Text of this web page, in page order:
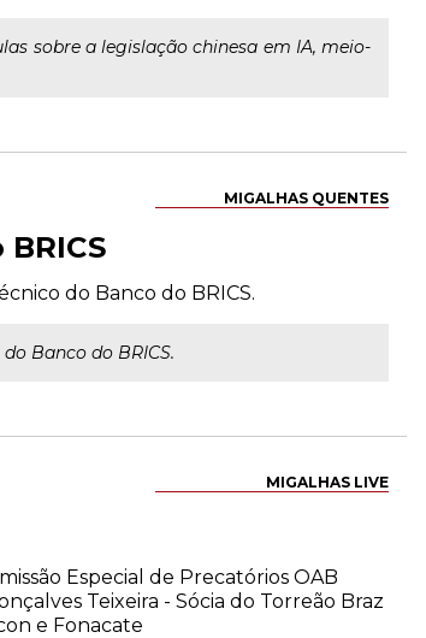
sobre a legislação chinesa em IA, meio-
MIGALHAS QUENTES
do Banco do BRICS.
Banco do BRICS.
MIGALHAS LIVE
Especial de Precatórios OAB
Teixeira - Sócia do Torreão Braz
e Fonacate